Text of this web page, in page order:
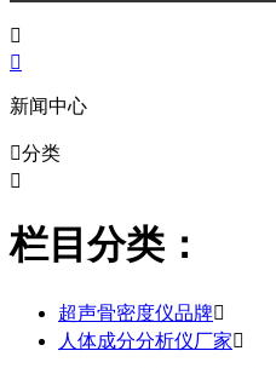


新闻中心
分类

栏目分类：
超声骨密度仪品牌
人体成分分析仪厂家